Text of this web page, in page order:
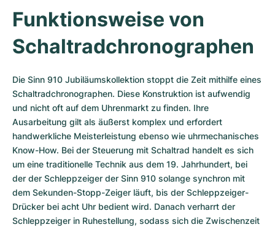
Funktionsweise von
Schaltradchronographen
Die Sinn 910 Jubiläumskollektion stoppt die Zeit mithilfe eines
Schaltradchronographen. Diese Konstruktion ist aufwendig
und nicht oft auf dem Uhrenmarkt zu finden. Ihre
Ausarbeitung gilt als äußerst komplex und erfordert
handwerkliche Meisterleistung ebenso wie uhrmechanisches
Know-How. Bei der Steuerung mit Schaltrad handelt es sich
um eine traditionelle Technik aus dem 19. Jahrhundert, bei
der der Schleppzeiger der Sinn 910 solange synchron mit
dem Sekunden-Stopp-Zeiger läuft, bis der Schleppzeiger-
Drücker bei acht Uhr bedient wird. Danach verharrt der
Schleppzeiger in Ruhestellung, sodass sich die Zwischenzeit